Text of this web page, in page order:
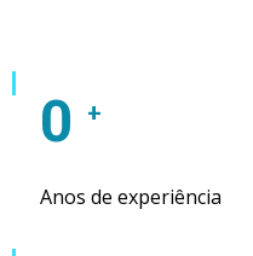
0 +
Anos de experiência